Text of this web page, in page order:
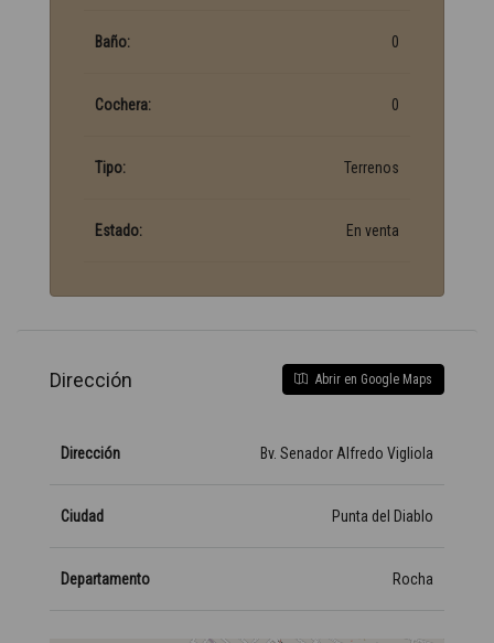
Baño: 0
Cochera: 0
Tipo: Terrenos
Estado: En venta
Dirección Abrir en Google Maps
Dirección Bv. Senador Alfredo Vigliola
Ciudad Punta del Diablo
Departamento Rocha